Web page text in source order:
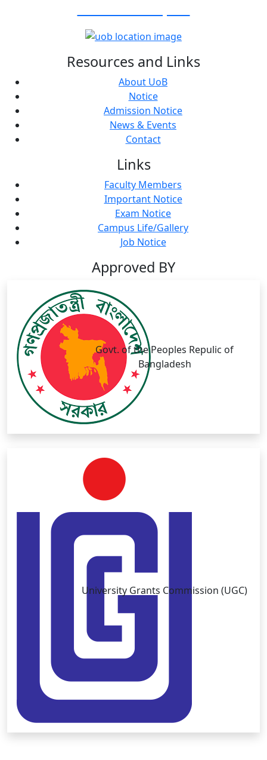
Resources and Links
About UoB
Notice
Admission Notice
News & Events
Contact
Links
Faculty Members
Important Notice
Exam Notice
Campus Life/Gallery
Job Notice
Approved BY
Govt. of the Peoples Repulic of
Bangladesh
University Grants Commission (UGC)